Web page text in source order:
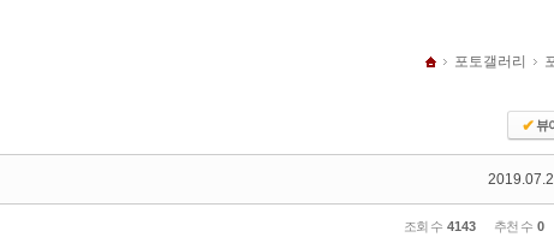
포토갤러리
✔뷰
조회 수 4143 추천 수 0